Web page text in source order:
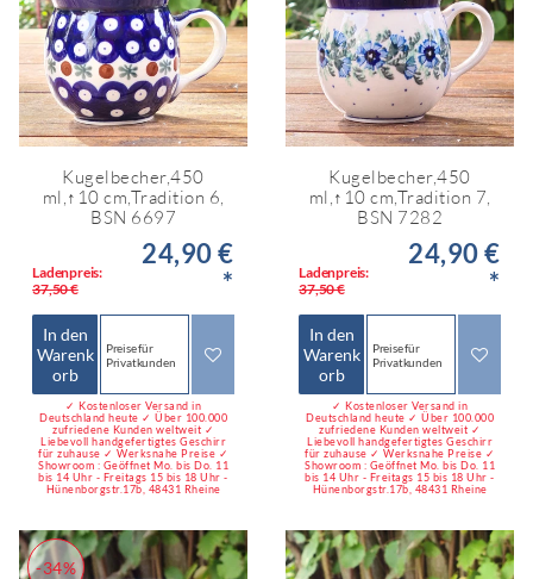
Kugelbecher,450
ml,↑10 cm,Tradition 6,
BSN 6697
Ladenpreis:
37,50 €
24,90 €
*
In den
Warenk
orb
Preise für
Privatkunden
✓ Kostenloser Versand in
Deutschland heute ✓ Über 100.000
zufriedene Kunden weltweit ✓
Liebevoll handgefertigtes Geschirr
für zuhause ✓ Werksnahe Preise ✓
Showroom : Geöffnet Mo. bis Do. 11
bis 14 Uhr - Freitags 15 bis 18 Uhr -
Hünenborgstr.17b, 48431 Rheine
Kugelbecher,450
ml,↑10 cm,Tradition 7,
BSN 7282
Ladenpreis:
37,50 €
24,90 €
*
In den
Warenk
orb
Preise für
Privatkunden
✓ Kostenloser Versand in
Deutschland heute ✓ Über 100.000
zufriedene Kunden weltweit ✓
Liebevoll handgefertigtes Geschirr
für zuhause ✓ Werksnahe Preise ✓
Showroom : Geöffnet Mo. bis Do. 11
bis 14 Uhr - Freitags 15 bis 18 Uhr -
Hünenborgstr.17b, 48431 Rheine
-34%